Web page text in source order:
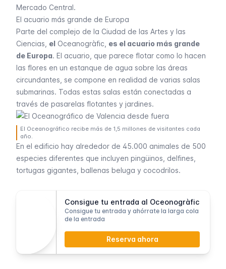
Mercado Central.
El acuario más grande de Europa
Parte del complejo de la Ciudad de las Artes y las
Ciencias, el Oceanogràfic, es el acuario más grande
de Europa. El acuario, que parece flotar como lo hacen
las flores en un estanque de agua sobre las áreas
circundantes, se compone en realidad de varias salas
submarinas. Todas estas salas están conectadas a
través de pasarelas flotantes y jardines.
El Oceanográfico recibe más de 1,5 millones de visitantes cada
año.
En el edificio hay alrededor de 45.000 animales de 500
especies diferentes que incluyen pingüinos, delfines,
tortugas gigantes, ballenas beluga y cocodrilos.
Consigue tu entrada al Oceonogràfic
Consigue tu entrada y ahórrate la larga cola
de la entrada
Reserva ahora